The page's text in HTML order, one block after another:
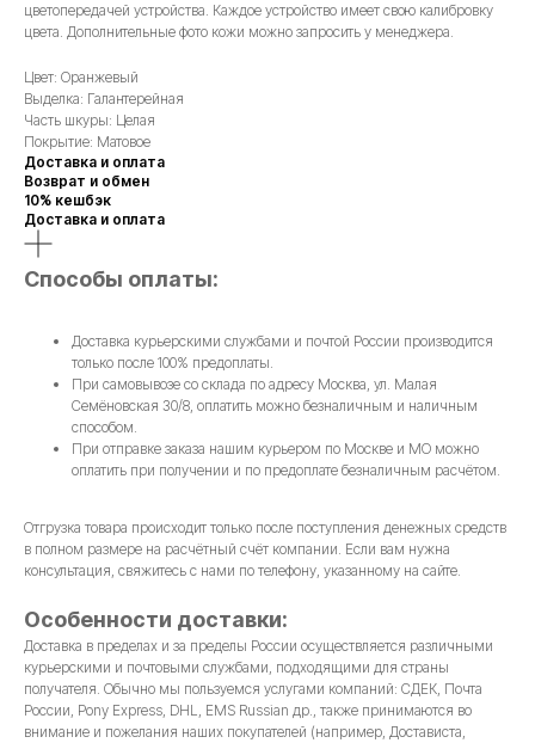
цветопередачей устройства. Каждое устройство имеет свою калибровку
цвета. Дополнительные фото кожи можно запросить у менеджера.
Цвет: Оранжевый
Выделка: Галантерейная
Часть шкуры: Целая
Покрытие: Матовое
Доставка и оплата
Возврат и обмен
10% кешбэк
Доставка и оплата
Способы оплаты:
Доставка курьерскими службами и почтой России производится
только после 100% предоплаты.
При самовывозе со склада по адресу Москва, ул. Малая
Семёновская 30/8, оплатить можно безналичным и наличным
способом.
При отправке заказа нашим курьером по Москве и МО можно
оплатить при получении и по предоплате безналичным расчётом.
Отгрузка товара происходит только после поступления денежных средств
в полном размере на расчётный счёт компании. Если вам нужна
консультация, свяжитесь с нами по телефону, указанному на сайте.
Особенности доставки:
Доставка в пределах и за пределы России осуществляется различными
курьерскими и почтовыми службами, подходящими для страны
получателя. Обычно мы пользуемся услугами компаний: СДЕК, Почта
России, Pony Express, DHL, EMS Russian др., также принимаются во
внимание и пожелания наших покупателей (например, Достависта,